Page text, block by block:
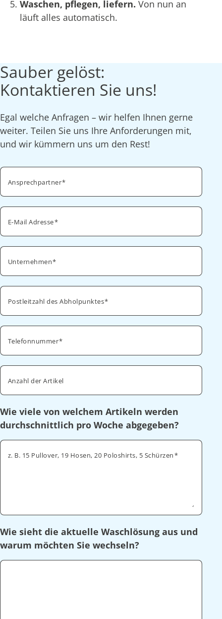
Waschen, pflegen, liefern. Von nun an
läuft alles automatisch.
Sauber gelöst:
Kontaktieren Sie uns!
Egal welche Anfragen – wir helfen Ihnen gerne
weiter. Teilen Sie uns Ihre Anforderungen mit,
und wir kümmern uns um den Rest!
Ansprechpartner
E-Mail Adresse
Unternehmen
Postleitzahl des Abholpunktes
Telefonnummer
Anzahl der Artikel
Wie viele von welchem Artikeln werden
durchschnittlich pro Woche abgegeben?
z. B. 15 Pullover, 19 Hosen, 20 Poloshirts, 5 Schürzen
Wie sieht die aktuelle Waschlösung aus und
warum möchten Sie wechseln?